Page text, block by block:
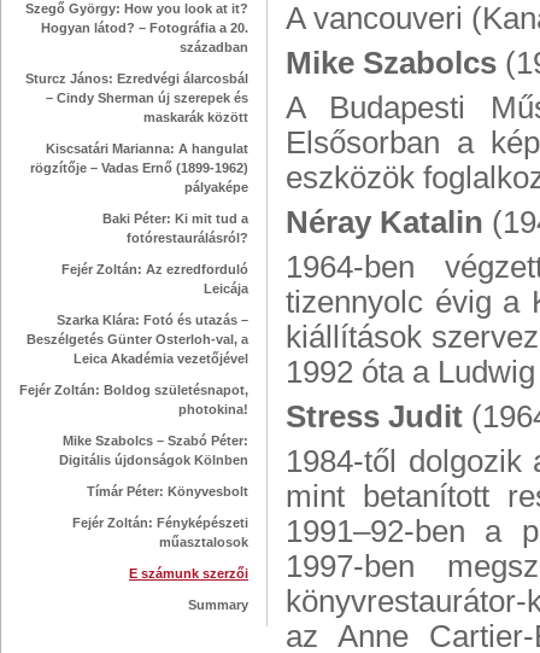
Szegő György: How you look at it?
Hogyan látod? – Fotográfia a 20.
században
Sturcz János: Ezredvégi álarcosbál
– Cindy Sherman új szerepek és
maskarák között
Kiscsatári Marianna: A hangulat
rögzítője – Vadas Ernő (1899-1962)
pályaképe
Baki Péter: Ki mit tud a
fotórestaurálásról?
Fejér Zoltán: Az ezredforduló
Leicája
Szarka Klára: Fotó és utazás –
Beszélgetés Günter Osterloh-val, a
Leica Akadémia vezetőjével
Fejér Zoltán: Boldog születésnapot,
photokina!
Mike Szabolcs – Szabó Péter:
Digitális újdonságok Kölnben
Tímár Péter: Könyvesbolt
Fejér Zoltán: Fényképészeti
műasztalosok
E számunk szerzői
Summary
A vancouveri
Mike Szabolcs
A Budapesti
Elsősorban a
eszközök
Néray Katalin
1964-ben
tizennyolc évig a
kiállítások
1992 óta a
Stress Judit
1984-től dolgozik
mint betanított
1991–92-ben a
1997-ben
az Anne